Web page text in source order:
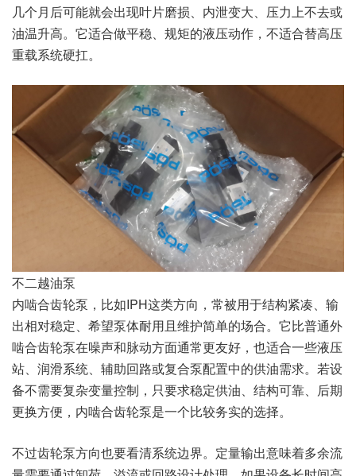
几个月后可能就会出现叶片磨损、内泄变大、压力上不去或
油温升高。它适合做平稳、规矩的液压动作，不适合替高压
重载系统硬扛。
不二越油泵
内啮合齿轮泵，比如IPH这类方向，常被用于结构紧凑、输
出相对稳定、希望泵体耐用且维护简单的场合。它比普通外
啮合齿轮泵在噪声和脉动方面通常更友好，也适合一些液压
站、润滑系统、辅助回路或复合泵配置中的供油需求。若设
备不需要复杂变量控制，只要求稳定供油、结构可靠、后期
更换方便，内啮合齿轮泵是一个比较务实的选择。
不过齿轮泵方向也要看清系统边界。定量输出意味着多余流